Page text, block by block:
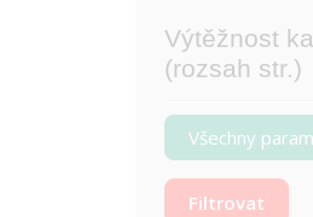
Výtěžnost
(rozsah str.)
Všechny